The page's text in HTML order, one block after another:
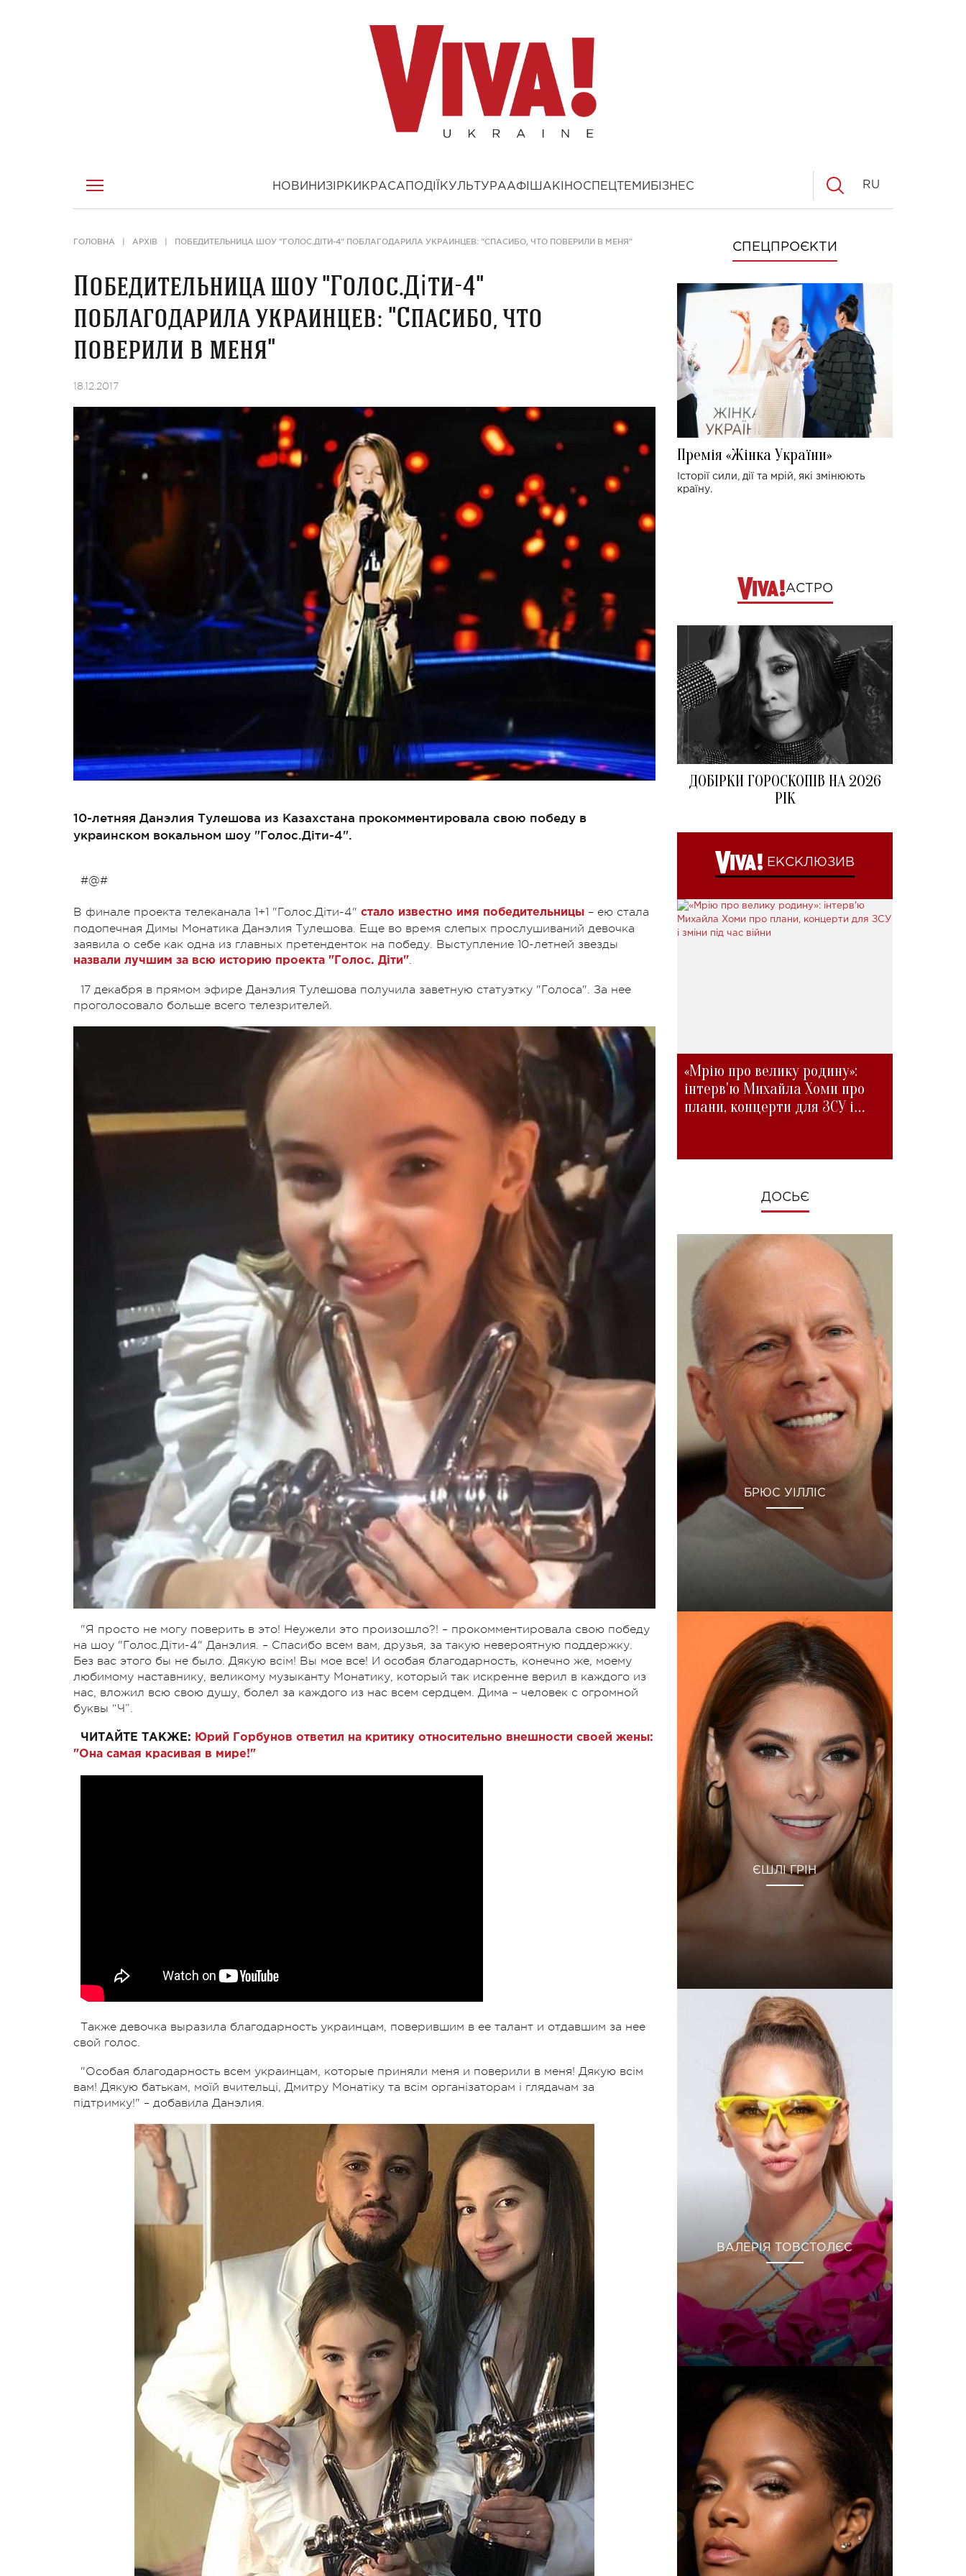
НОВИНИ ЗІРКИ КРАСА ПОДІЇ КУЛЬТУРААФІША КІНОСПЕЦТЕМИ БІЗНЕС RU
ГОЛОВНА АРХІВ ПОБЕДИТЕЛЬНИЦА ШОУ "ГОЛОС.ДІТИ-4" ПОБЛАГОДАРИЛА УКРАИНЦЕВ: "СПАСИБО, ЧТО ПОВЕРИЛИ В МЕНЯ"
Победительница шоу "Голос.Діти-4"
поблагодарила украинцев: "Спасибо, что
поверили в меня"
18.12.2017
10-летняя Данэлия Тулешова из Казахстана прокомментировала свою победу в
украинском вокальном шоу "Голос.Діти-4".
#@#
В финале проекта телеканала 1+1 "Голос.Діти-4" стало известно имя победительницы – ею стала
подопечная Димы Монатика Данэлия Тулешова. Еще во время слепых прослушиваний девочка
заявила о себе как одна из главных претенденток на победу. Выступление 10-летней звезды
назвали лучшим за всю историю проекта "Голос. Діти".
17 декабря в прямом эфире Данэлия Тулешова получила заветную статуэтку "Голоса". За нее
проголосовало больше всего телезрителей.
"Я просто не могу поверить в это! Неужели это произошло?! – прокомментировала свою победу
на шоу "Голос.Діти-4" Данэлия. – Спасибо всем вам, друзья, за такую невероятную поддержку.
Без вас этого бы не было. Дякую всім! Вы мое все! И особая благодарность, конечно же, моему
любимому наставнику, великому музыканту Монатику, который так искренне верил в каждого из
нас, вложил всю свою душу, болел за каждого из нас всем сердцем. Дима – человек с огромной
буквы “Ч”.
ЧИТАЙТЕ ТАКЖЕ: Юрий Горбунов ответил на критику относительно внешности своей жены:
"Она самая красивая в мире!"
Также девочка выразила благодарность украинцам, поверившим в ее талант и отдавшим за нее
свой голос.
"Особая благодарность всем украинцам, которые приняли меня и поверили в меня! Дякую всім
вам! Дякую батькам, моїй вчительці, Дмитру Монатіку та всім організаторам і глядачам за
підтримку!" – добавила Данэлия.
СПЕЦПРОЄКТИ
Премія «Жінка України»
Історії сили, дії та мрій, які змінюють
країну.
АСТРО
ДОБІРКИ ГОРОСКОПІВ НА 2026
РІК
ЕКСКЛЮЗИВ
«Мрію про велику родину»:
інтерв'ю Михайла Хоми про
плани, концерти для ЗСУ і
ДОСЬЄ
БРЮС УІЛЛІС
ЄШЛІ ГРІН
ВАЛЕРІЯ ТОВСТОЛЄС